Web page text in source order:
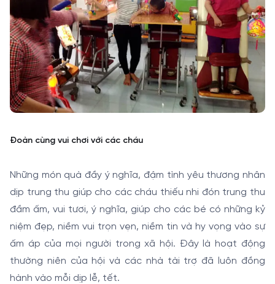
Đoàn cùng vui chơi với các cháu
Những món quà đầy ý nghĩa, đậm tình yêu thương nhân
dịp trung thu giúp cho các cháu thiếu nhi đón trung thu
đầm ấm, vui tươi, ý nghĩa, giúp cho các bé có những kỷ
niệm đẹp, niềm vui trọn vẹn, niềm tin và hy vọng vào sự
ấm áp của mọi người trong xã hội. Đây là hoạt động
thường niên của hội và các nhà tài trợ đã luôn đồng
hành vào mỗi dịp lễ, tết.